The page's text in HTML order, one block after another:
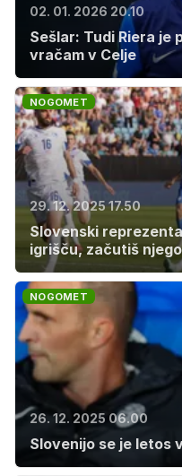
02. 01. 2026 20.10
Sešlar: Tudi Riera je
vračam v Celje
NOGOMET
29. 12. 2025 17.50
Slovenski
igrišču, začutiš
NOGOMET
26. 12. 2025 06.00
Slovenijo se je letos